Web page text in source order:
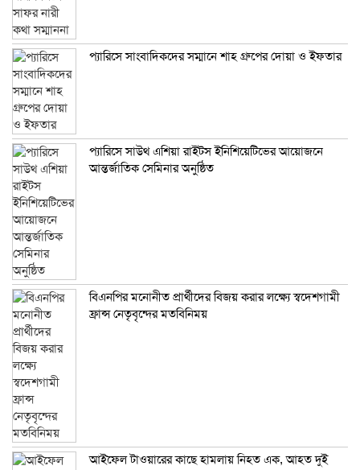
প্যারিসে সাংবাদিকদের সম্মানে শাহ গ্রুপের দোয়া ও ইফতার
প্যারিসে সাউথ এশিয়া রাইটস ইনিশিয়েটিভের আয়োজনে
আন্তর্জাতিক সেমিনার অনুষ্ঠিত
বিএনপির মনোনীত প্রার্থীদের বিজয় করার লক্ষ্যে স্বদেশগামী
ফ্রান্স নেতৃবৃন্দের মতবিনিময়
আইফেল টাওয়ারের কাছে হামলায় নিহত এক, আহত দুই